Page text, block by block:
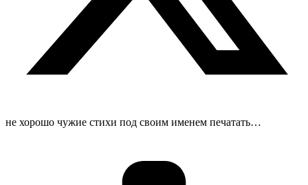
не хорошо чужие стихи под своим именем печатать…